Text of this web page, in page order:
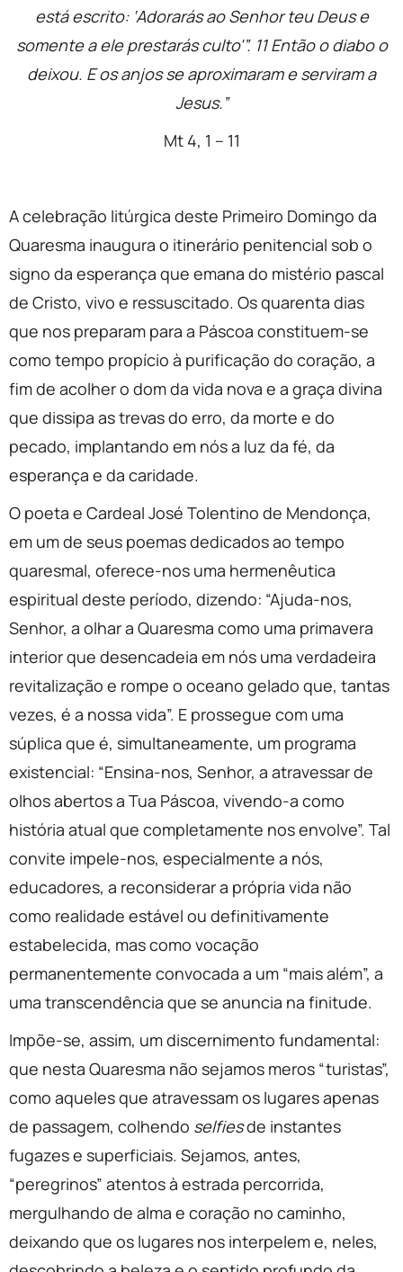
está escrito: ‘Adorarás ao Senhor teu Deus e
somente a ele prestarás culto'”. 11 Então o diabo o
deixou. E os anjos se aproximaram e serviram a
Jesus.”
Mt 4, 1 – 11
A celebração litúrgica deste Primeiro Domingo da
Quaresma inaugura o itinerário penitencial sob o
signo da esperança que emana do mistério pascal
de Cristo, vivo e ressuscitado. Os quarenta dias
que nos preparam para a Páscoa constituem-se
como tempo propício à purificação do coração, a
fim de acolher o dom da vida nova e a graça divina
que dissipa as trevas do erro, da morte e do
pecado, implantando em nós a luz da fé, da
esperança e da caridade.
O poeta e Cardeal José Tolentino de Mendonça,
em um de seus poemas dedicados ao tempo
quaresmal, oferece-nos uma hermenêutica
espiritual deste período, dizendo: “Ajuda-nos,
Senhor, a olhar a Quaresma como uma primavera
interior que desencadeia em nós uma verdadeira
revitalização e rompe o oceano gelado que, tantas
vezes, é a nossa vida”. E prossegue com uma
súplica que é, simultaneamente, um programa
existencial: “Ensina-nos, Senhor, a atravessar de
olhos abertos a Tua Páscoa, vivendo-a como
história atual que completamente nos envolve”. Tal
convite impele-nos, especialmente a nós,
educadores, a reconsiderar a própria vida não
como realidade estável ou definitivamente
estabelecida, mas como vocação
permanentemente convocada a um “mais além”, a
uma transcendência que se anuncia na finitude.
Impõe-se, assim, um discernimento fundamental:
que nesta Quaresma não sejamos meros “turistas”,
como aqueles que atravessam os lugares apenas
de passagem, colhendo selfiesde instantes
fugazes e superficiais. Sejamos, antes,
“peregrinos” atentos à estrada percorrida,
mergulhando de alma e coração no caminho,
deixando que os lugares nos interpelem e, neles,